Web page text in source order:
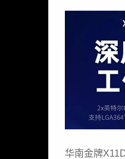
华南金牌